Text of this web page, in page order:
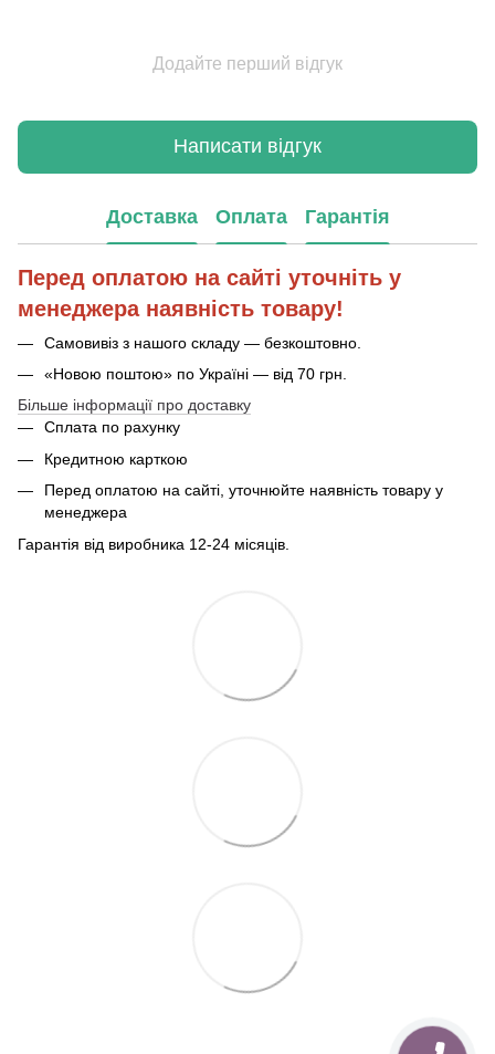
Додайте перший відгук
Написати відгук
Доставка Оплата Гарантія
Перед оплатою на сайті уточніть у
менеджера наявність товару!
Самовивіз з нашого складу — безкоштовно.
«Новою поштою» по Україні — від 70 грн.
Більше інформації про доставку
Сплата по рахунку
Кредитною карткою
Перед оплатою на сайті, уточнюйте наявність товару у
менеджера
Гарантія від виробника 12-24 місяців.